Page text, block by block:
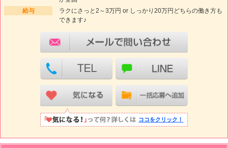
給与
ラクにさっと2～3万円 or しっかり20万円どちらの働き方も
できます♪
ココをクリック！